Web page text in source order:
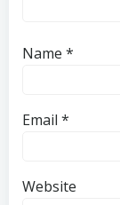
Name *
Email *
Website